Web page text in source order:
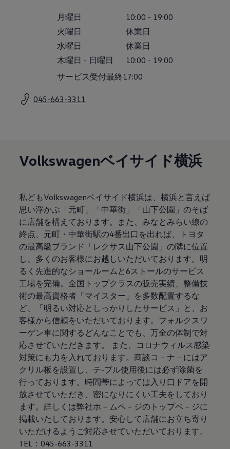
補助金・エコカー優遇制度
ID.4
Golf
Golf Variant
ID. Buzz
アフターサービス
サービスと純正部品
点検と車検
アクセサリー
Lifestyle & goods
お客様情報
リサイクルへの取組み
警告灯とインジケーターランプ
特定整備情報
ユーザーガイド
運転上の注意
自動車リサイクル法
ロイヤリティプログラム
安心プログラム
メンテナンスプログラム
延長保証ウォルフィサポート
カスタマーセンター
タイヤパンク補償
認定中古車
“Certified Pre-Owned”の品質とは
延長保証サービスガイド
9つの約束
スマート買取
キャンペーン/ファイナンスプログラム
フォルクスワーゲンについて
企業情報
会社概要
会社概要EN
採用情報
正規ディーラー地域別採用情報
倫理・リスク管理・コンプライアンス
プレスリリース
2025
045-663-3311
月曜日 10:00 - 19:00
火曜日
休業日
水曜日
休業日
木曜日 - 日曜日 10:00 - 19:00
サービス受付最終17:00
Volkswagenベイサイド横浜
私どもVolkswagenベイサイド横浜は、横浜と言えば
思い浮かぶ「元町」「中華街」「山下公園」のそば
に店舗を構えております。また、みなとみらい線の
終点、元町・中華街駅の4番出口を出れば、トヨタ
の最高級ブランド「レクサス山下公園」の隣に位置
し、多くのお客様にお越しいただいております。明
るく先進的なショールームと6ストールのサービス
工場を完備。全国トップクラスの販売実績、整備技
術の最高資格者「マイスター」を多数配置するな
ど、「明るい対応としっかりしたサービス」と、お
客様から信頼をいただいております。フォルクスワ
ーゲン車に関するどんなことでも、万全の体制で対
応させていただきます。 また、コロナウィルス感染
対策にも力を入れております。商談コ－ナ－にはア
クリル板を設置し、テ-ブル使用後には必ず除菌を
行っております。時間帯によっては入り口ドアを開
放させていただき、密になりにくい工夫をしており
ます。詳しくは弊社ホ－ムペ－ジのトップペ－ジに
掲載いたしております。安心して店舗にお立ち寄り
いただけるようご対応させていただいております。
TEL：045-663-3311